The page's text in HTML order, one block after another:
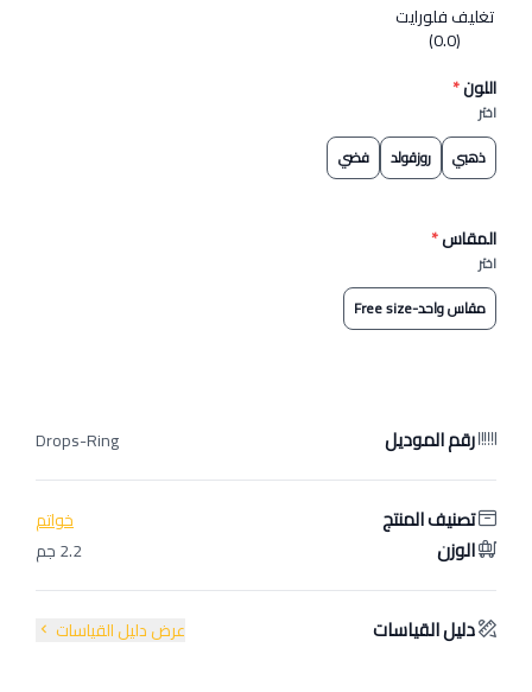
تغليف فلورايت
(0.0)
اللون*
اختر
ذهبي روزقولد فضي
المقاس*
اختر
مقاس واحد-Free size
رقم الموديل Drops-Ring
تصنيف المنتج خواتم
الوزن 2.2 جم
دليل القياسات عرض دليل القياسات